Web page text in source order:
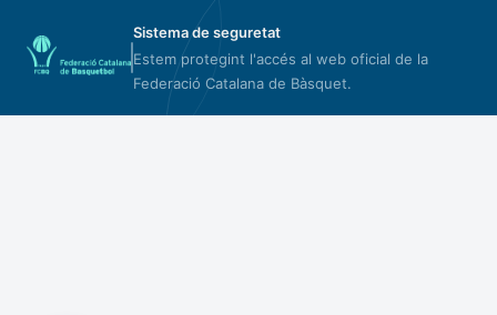
Sistema de seguretat
Estem protegint l'accés al web oficial de la
Federació Catalana de Bàsquet.